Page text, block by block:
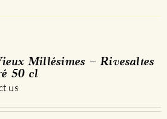
options
choisies
Millésimes – Rivesaltes
50 cl
us